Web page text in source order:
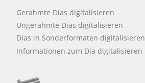
Gerahmte Dias digitalisieren
Ungerahmte Dias digitalisieren
Dias in Sonderformaten digitalisieren
Informationen zum Dia digitalisieren